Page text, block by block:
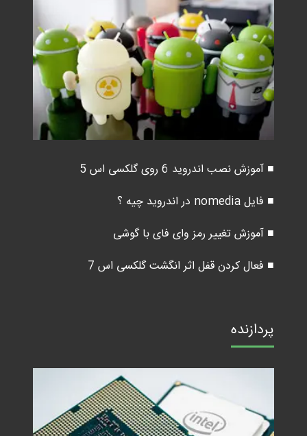
■ آموزش نصب اندروید 6 روی گلکسی اس 5
■ فایل nomedia در اندروید چیه ؟
■ آموزش تغییر رمز وای فای با گوشی
■ فعال کردن قفل اثر انگشت گلکسی اس 7
پردازنده